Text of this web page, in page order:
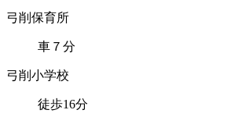
弓削保育所
車７分
弓削小学校
徒歩16分